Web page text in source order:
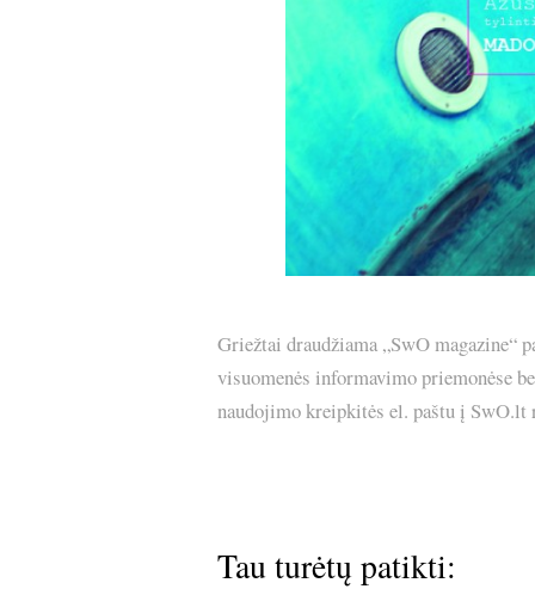
Griežtai draudžiama „SwO magazine“
visuomenės informavimo priemonėse
naudojimo kreipkitės el. paštu į
Tau turėtų patikti: